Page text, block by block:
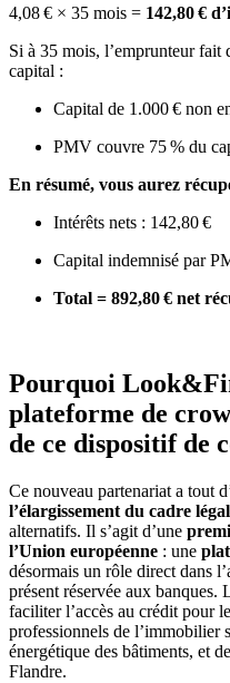
4,08 € × 35 mois = 142,80 €
Si à 35 mois, l’emprunteur
capital :
Capital de 1.000 € non
PMV couvre 75 % du
En résumé, vous aurez
Intérêts nets : 142,80 €
Capital indemnisé par
Total = 892,80 € net
Pourquoi
plateforme de
de ce dispositif de
Ce nouveau partenariat a tout
l’élargissement du cadre légal
alternatifs. Il s’agit d’une
l’Union européenne : une
désormais un rôle direct dans
présent réservée aux banques.
faciliter l’accès au crédit pour
professionnels de l’immobilier
énergétique des bâtiments, et
Flandre.